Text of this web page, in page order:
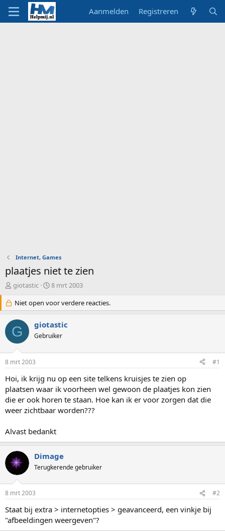
Aanmelden Registreren
Internet, Games
plaatjes niet te zien
O
d
e
r
w
e
s
t
a
r
t
e
giotastic
S
a
r
d
a
m
8 mrt 2003
Niet open voor verdere reacties.
G giotastic
Gebruiker
8 mrt 2003 #1
Hoi, ik krijg nu op een site telkens kruisjes te zien op
plaatsen waar ik voorheen wel gewoon de plaatjes kon zien
die er ook horen te staan. Hoe kan ik er voor zorgen dat die
weer zichtbaar worden???
Alvast bedankt
Dimage
Terugkerende gebruiker
8 mrt 2003 #2
Staat bij extra > internetopties > geavanceerd, een vinkje bij
"afbeeldingen weergeven"?